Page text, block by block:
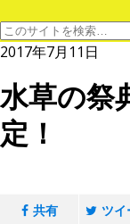
2017年7月11日
水草の祭
定！
共有 ツイ